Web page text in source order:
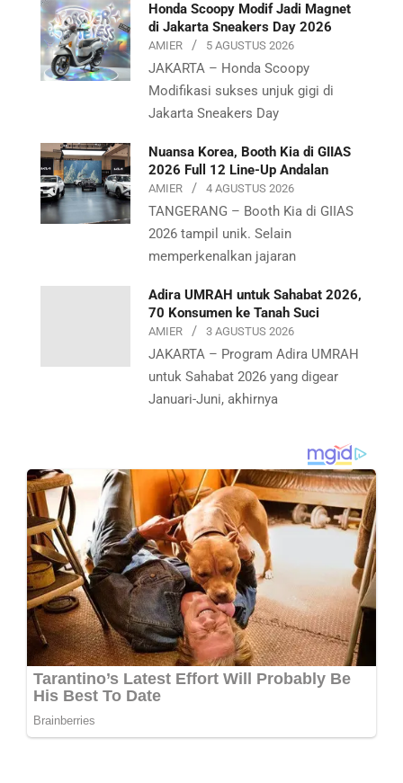
Honda Scoopy Modif Jadi Magnet
di Jakarta Sneakers Day 2026
AMIER 5 AGUSTUS 2026
JAKARTA – Honda Scoopy
Modifikasi sukses unjuk gigi di
Jakarta Sneakers Day
Nuansa Korea, Booth Kia di GIIAS
2026 Full 12 Line-Up Andalan
AMIER 4 AGUSTUS 2026
TANGERANG – Booth Kia di GIIAS
2026 tampil unik. Selain
memperkenalkan jajaran
Adira UMRAH untuk Sahabat 2026,
70 Konsumen ke Tanah Suci
AMIER 3 AGUSTUS 2026
JAKARTA – Program Adira UMRAH
untuk Sahabat 2026 yang digear
Januari-Juni, akhirnya